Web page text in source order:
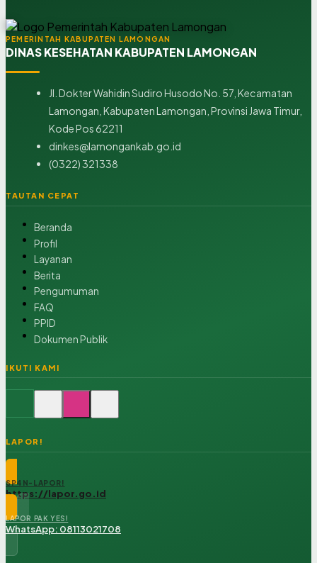
PEMERINTAH KABUPATEN LAMONGAN
DINAS KESEHATAN KABUPATEN LAMONGAN
Jl. Dokter Wahidin Sudiro Husodo No. 57, Kecamatan
Lamongan, Kabupaten Lamongan, Provinsi Jawa Timur,
Kode Pos 62211
dinkes@lamongankab.go.id
(0322) 321338
TAUTAN CEPAT
Beranda
Profil
Layanan
Berita
Pengumuman
FAQ
PPID
Dokumen Publik
IKUTI KAMI
LAPOR!
SP4N-LAPOR!
https://lapor.go.id
LAPOR PAK YES!
WhatsApp: 08113021708